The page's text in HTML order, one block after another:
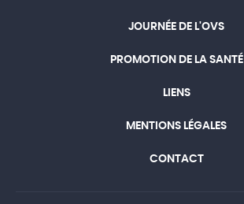
JOURNÉE DE L'OVS
PROMOTION DE LA SANTÉ
LIENS
MENTIONS LÉGALES
CONTACT